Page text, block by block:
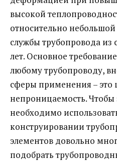
высокой
относительно
службы трубопровода из
лет. Основное
любому трубопроводу,
сферы применения – это
непроницаемость. Чтобы
необходимо
конструировании
элементов довольно
подобрать